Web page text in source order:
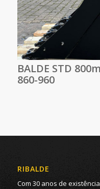
BALDE STD
860-960
RIBALDE
Com 30 anos de